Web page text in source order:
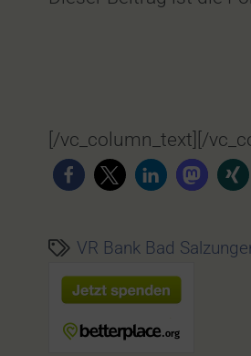
[/vc_column_text][/
VR Bank Bad